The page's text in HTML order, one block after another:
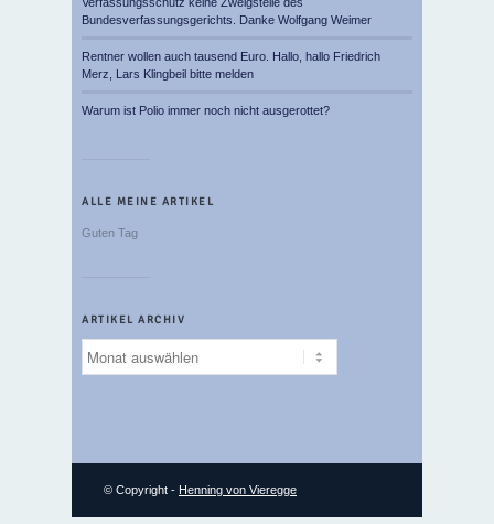
Bundesverfassungsgerichts. Danke Wolfgang Weimer
Rentner wollen auch tausend Euro. Hallo, hallo Friedrich
Merz, Lars Klingbeil bitte melden
Warum ist Polio immer noch nicht ausgerottet?
ALLE MEINE ARTIKEL
Guten Tag
ARTIKEL ARCHIV
Archiv
© Copyright - Henning von Vieregge